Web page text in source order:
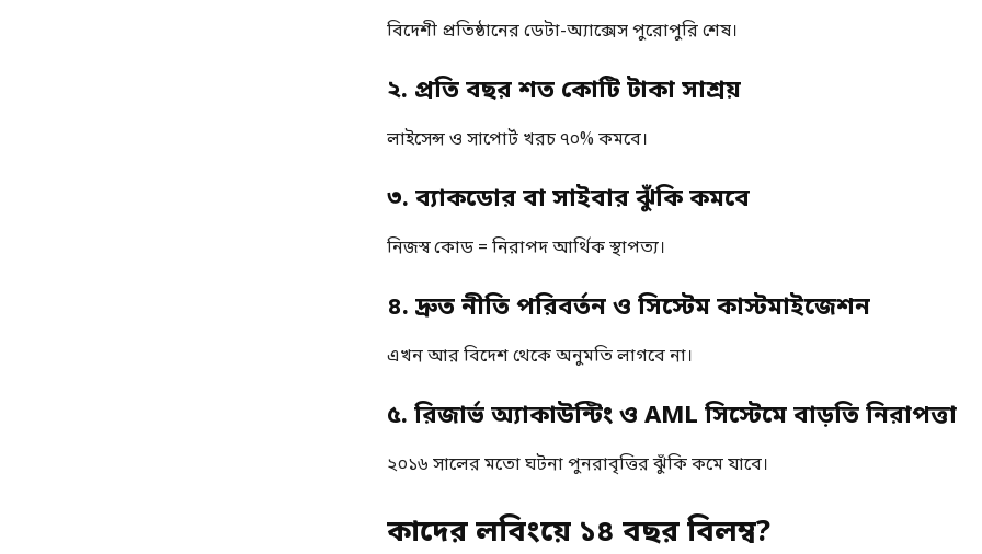
বিদেশী প্রতিষ্ঠানের ডেটা-অ্যাক্সেস পুরোপুরি শেষ।
২. প্রতি বছর শত কোটি টাকা সাশ্রয়
লাইসেন্স ও সাপোর্ট খরচ ৭০% কমবে।
৩. ব্যাকডোর বা সাইবার ঝুঁকি কমবে
নিজস্ব কোড = নিরাপদ আর্থিক স্থাপত্য।
৪. দ্রুত নীতি পরিবর্তন ও সিস্টেম কাস্টমাইজেশন
এখন আর বিদেশ থেকে অনুমতি লাগবে না।
৫. রিজার্ভ অ্যাকাউন্টিং ও AML সিস্টেমে বাড়তি নিরাপত্তা
২০১৬ সালের মতো ঘটনা পুনরাবৃত্তির ঝুঁকি কমে যাবে।
কাদের লবিংয়ে ১৪ বছর বিলম্ব?